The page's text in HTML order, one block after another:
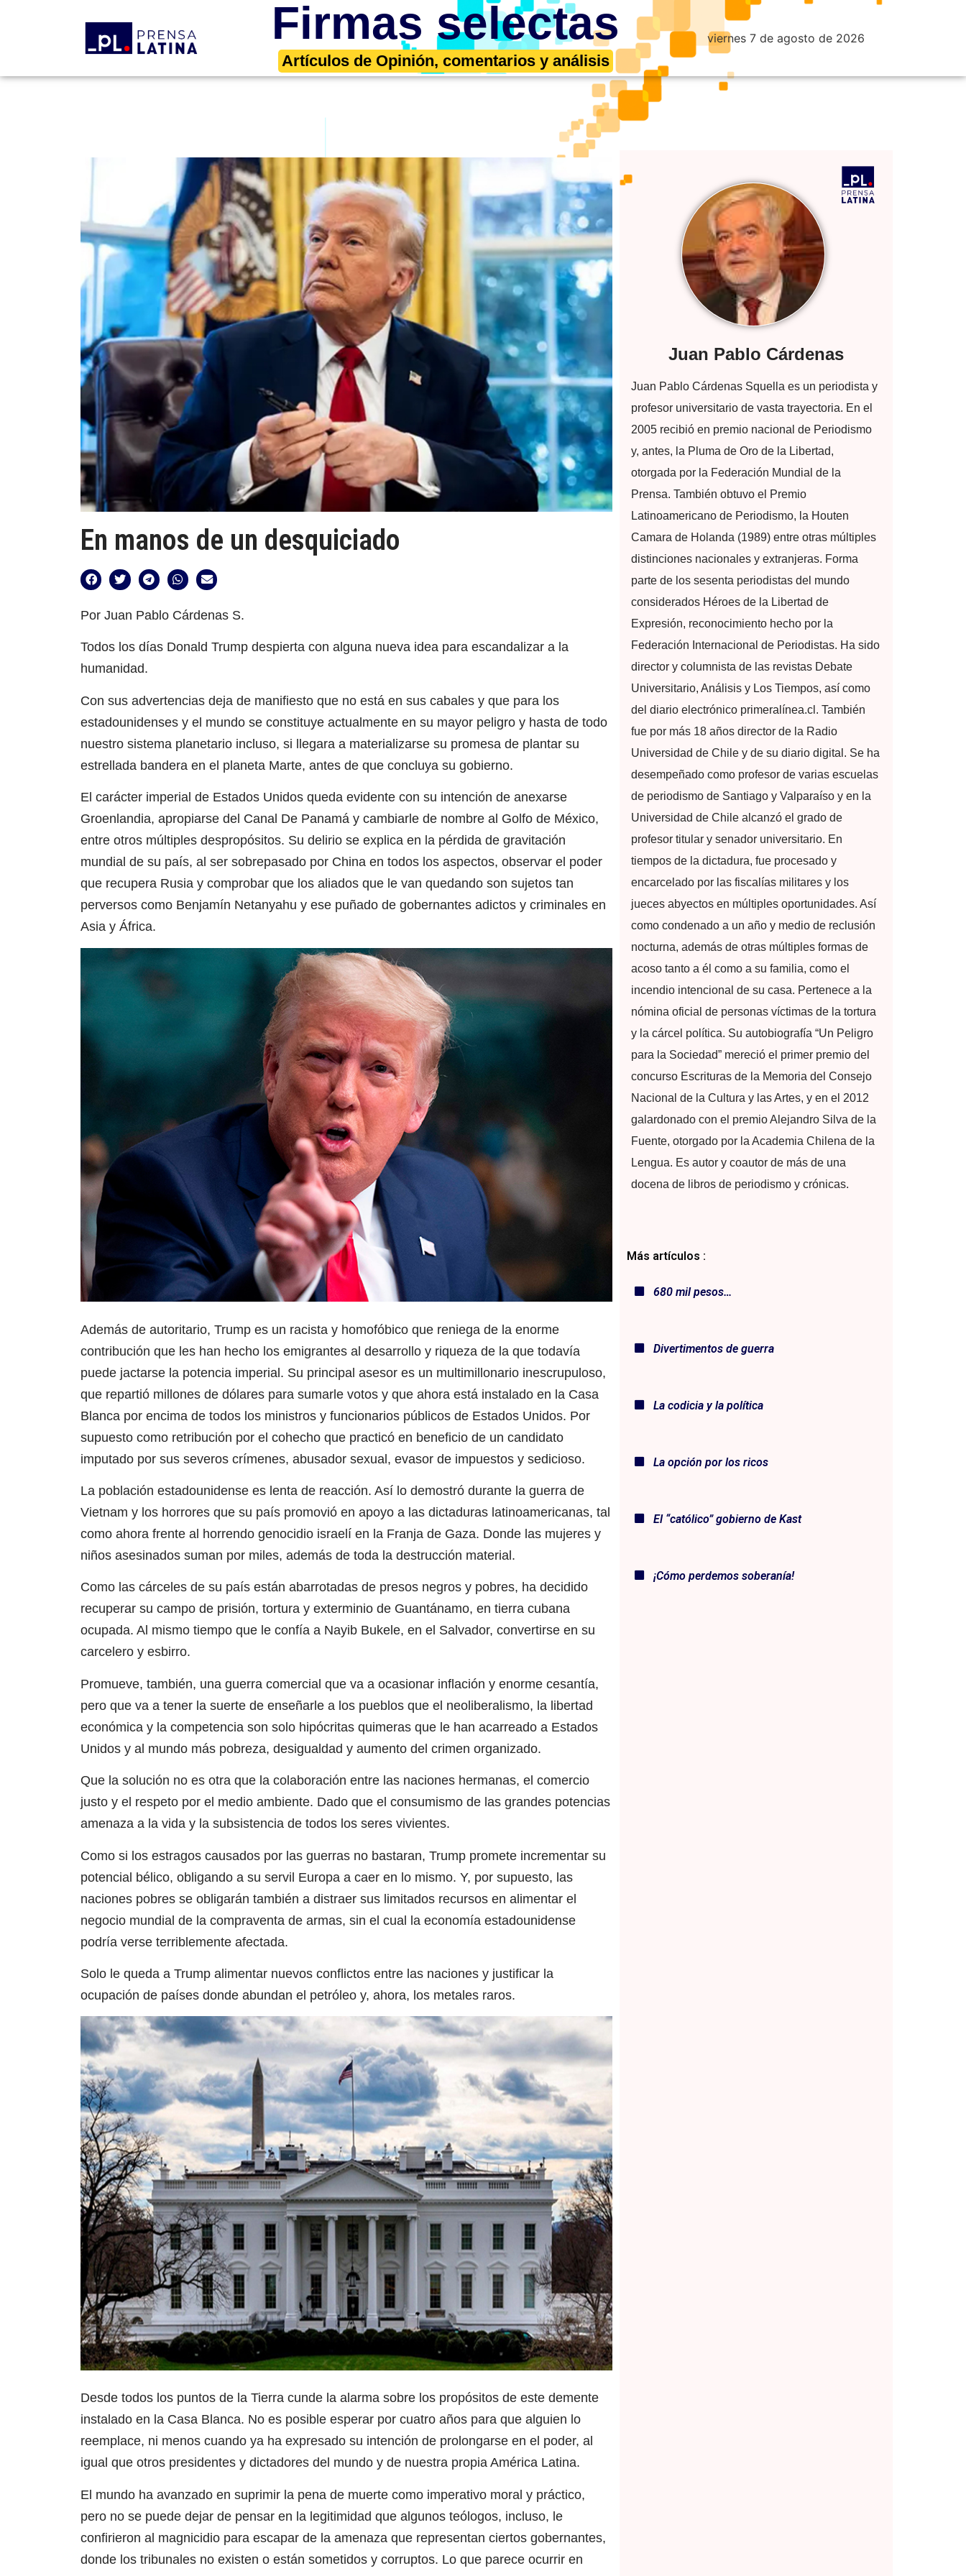
Firmas selectas
Artículos de Opinión, comentarios y análisis
viernes 7 de agosto de 2026
En manos de un desquiciado
Por Juan Pablo Cárdenas S.
Todos los días Donald Trump despierta con alguna nueva idea para escandalizar a la
humanidad.
Con sus advertencias deja de manifiesto que no está en sus cabales y que para los
estadounidenses y el mundo se constituye actualmente en su mayor peligro y hasta de todo
nuestro sistema planetario incluso, si llegara a materializarse su promesa de plantar su
estrellada bandera en el planeta Marte, antes de que concluya su gobierno.
El carácter imperial de Estados Unidos queda evidente con su intención de anexarse
Groenlandia, apropiarse del Canal De Panamá y cambiarle de nombre al Golfo de México,
entre otros múltiples despropósitos. Su delirio se explica en la pérdida de gravitación
mundial de su país, al ser sobrepasado por China en todos los aspectos, observar el poder
que recupera Rusia y comprobar que los aliados que le van quedando son sujetos tan
perversos como Benjamín Netanyahu y ese puñado de gobernantes adictos y criminales en
Asia y África.
Además de autoritario, Trump es un racista y homofóbico que reniega de la enorme
contribución que les han hecho los emigrantes al desarrollo y riqueza de la que todavía
puede jactarse la potencia imperial. Su principal asesor es un multimillonario inescrupuloso,
que repartió millones de dólares para sumarle votos y que ahora está instalado en la Casa
Blanca por encima de todos los ministros y funcionarios públicos de Estados Unidos. Por
supuesto como retribución por el cohecho que practicó en beneficio de un candidato
imputado por sus severos crímenes, abusador sexual, evasor de impuestos y sedicioso.
La población estadounidense es lenta de reacción. Así lo demostró durante la guerra de
Vietnam y los horrores que su país promovió en apoyo a las dictaduras latinoamericanas, tal
como ahora frente al horrendo genocidio israelí en la Franja de Gaza. Donde las mujeres y
niños asesinados suman por miles, además de toda la destrucción material.
Como las cárceles de su país están abarrotadas de presos negros y pobres, ha decidido
recuperar su campo de prisión, tortura y exterminio de Guantánamo, en tierra cubana
ocupada. Al mismo tiempo que le confía a Nayib Bukele, en el Salvador, convertirse en su
carcelero y esbirro.
Promueve, también, una guerra comercial que va a ocasionar inflación y enorme cesantía,
pero que va a tener la suerte de enseñarle a los pueblos que el neoliberalismo, la libertad
económica y la competencia son solo hipócritas quimeras que le han acarreado a Estados
Unidos y al mundo más pobreza, desigualdad y aumento del crimen organizado.
Que la solución no es otra que la colaboración entre las naciones hermanas, el comercio
justo y el respeto por el medio ambiente. Dado que el consumismo de las grandes potencias
amenaza a la vida y la subsistencia de todos los seres vivientes.
Como si los estragos causados por las guerras no bastaran, Trump promete incrementar su
potencial bélico, obligando a su servil Europa a caer en lo mismo. Y, por supuesto, las
naciones pobres se obligarán también a distraer sus limitados recursos en alimentar el
negocio mundial de la compraventa de armas, sin el cual la economía estadounidense
podría verse terriblemente afectada.
Solo le queda a Trump alimentar nuevos conflictos entre las naciones y justificar la
ocupación de países donde abundan el petróleo y, ahora, los metales raros.
Desde todos los puntos de la Tierra cunde la alarma sobre los propósitos de este demente
instalado en la Casa Blanca. No es posible esperar por cuatro años para que alguien lo
reemplace, ni menos cuando ya ha expresado su intención de prolongarse en el poder, al
igual que otros presidentes y dictadores del mundo y de nuestra propia América Latina.
El mundo ha avanzado en suprimir la pena de muerte como imperativo moral y práctico,
pero no se puede dejar de pensar en la legitimidad que algunos teólogos, incluso, le
confirieron al magnicidio para escapar de la amenaza que representan ciertos gobernantes,
donde los tribunales no existen o están sometidos y corruptos. Lo que parece ocurrir en
Juan Pablo Cárdenas
Juan Pablo Cárdenas Squella es un periodista y
profesor universitario de vasta trayectoria. En el
2005 recibió en premio nacional de Periodismo
y, antes, la Pluma de Oro de la Libertad,
otorgada por la Federación Mundial de la
Prensa. También obtuvo el Premio
Latinoamericano de Periodismo, la Houten
Camara de Holanda (1989) entre otras múltiples
distinciones nacionales y extranjeras. Forma
parte de los sesenta periodistas del mundo
considerados Héroes de la Libertad de
Expresión, reconocimiento hecho por la
Federación Internacional de Periodistas. Ha sido
director y columnista de las revistas Debate
Universitario, Análisis y Los Tiempos, así como
del diario electrónico primeralínea.cl. También
fue por más 18 años director de la Radio
Universidad de Chile y de su diario digital. Se ha
desempeñado como profesor de varias escuelas
de periodismo de Santiago y Valparaíso y en la
Universidad de Chile alcanzó el grado de
profesor titular y senador universitario. En
tiempos de la dictadura, fue procesado y
encarcelado por las fiscalías militares y los
jueces abyectos en múltiples oportunidades. Así
como condenado a un año y medio de reclusión
nocturna, además de otras múltiples formas de
acoso tanto a él como a su familia, como el
incendio intencional de su casa. Pertenece a la
nómina oficial de personas víctimas de la tortura
y la cárcel política. Su autobiografía “Un Peligro
para la Sociedad” mereció el primer premio del
concurso Escrituras de la Memoria del Consejo
Nacional de la Cultura y las Artes, y en el 2012
galardonado con el premio Alejandro Silva de la
Fuente, otorgado por la Academia Chilena de la
Lengua. Es autor y coautor de más de una
docena de libros de periodismo y crónicas.
Más artículos :
680 mil pesos…
Divertimentos de guerra
La codicia y la política
La opción por los ricos
El “católico” gobierno de Kast
¡Cómo perdemos soberanía!